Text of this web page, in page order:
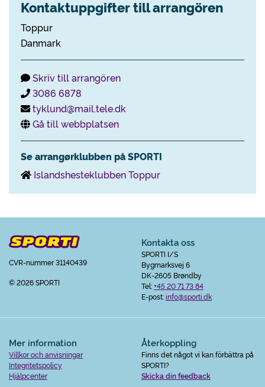
Kontaktuppgifter till arrangören
Toppur
Danmark
Skriv till arrangören
3086 6878
tyklund@mail.tele.dk
Gå till webbplatsen
Se arrangørklubben på SPORTI
Islandshesteklubben Toppur
CVR-nummer 31140439
© 2026 SPORTI
Kontakta oss
SPORTI I/S
Bygmarksvej 6
DK-2605 Brøndby
Tel:+45 20 71 73 84
E-post:info@sporti.dk
Mer information
Villkor och anvisningar
Integritetspolicy
Hjälpcenter
Återkoppling
Finns det något vi kan förbättra på
SPORTI?
Skicka din feedback